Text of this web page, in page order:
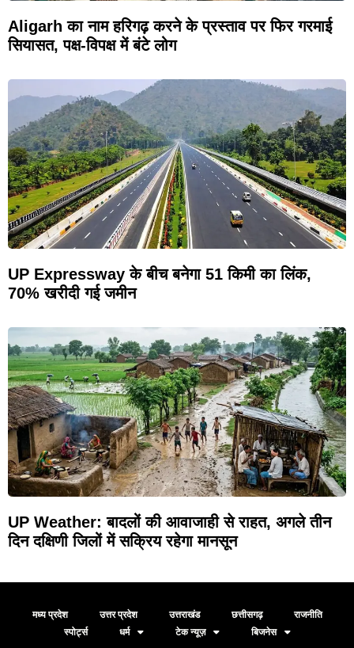
Aligarh का नाम हरिगढ़ करने के प्रस्ताव पर फिर गरमाई
सियासत, पक्ष-विपक्ष में बंटे लोग
UP Expressway के बीच बनेगा 51 किमी का लिंक,
70% खरीदी गई जमीन
UP Weather: बादलों की आवाजाही से राहत, अगले तीन
दिन दक्षिणी जिलों में सक्रिय रहेगा मानसून
मध्य प्रदेश उत्तर प्रदेश उत्तराखंड छत्तीसगढ़
राजनीति
स्पोर्ट्स
धर्म टेक न्यूज़ बिजनेस